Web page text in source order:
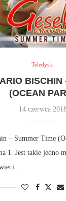
Teledyski
BISCHIN
(OCEAN
14 czerwca
– Summer Time
1. Jest takie jedno
…